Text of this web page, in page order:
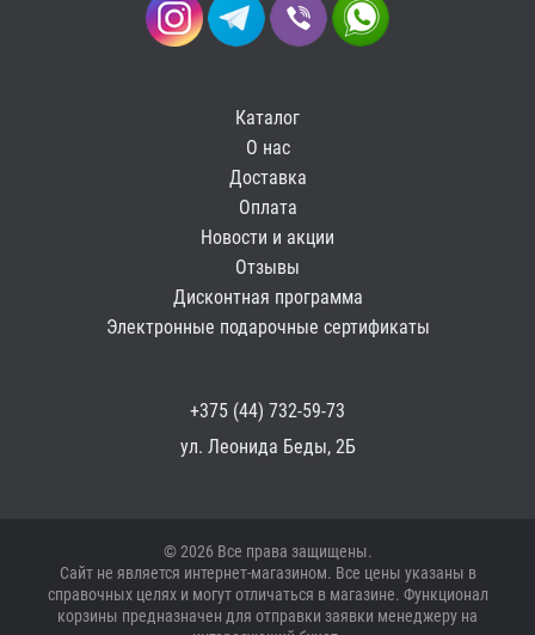
Каталог
О нас
Доставка
Оплата
Новости и акции
Отзывы
Дисконтная программа
Электронные подарочные сертификаты
+375 (44) 732-59-73
ул. Леонида Беды, 2Б
© 2026 Все права защищены.
Сайт не является интернет-магазином. Все цены указаны в
справочных целях и могут отличаться в магазине. Функционал
корзины предназначен для отправки заявки менеджеру на